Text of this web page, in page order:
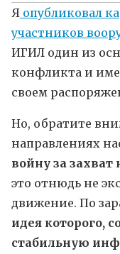
Я опубликовал
участников
ИГИЛ один из
конфликта и
своем
Но, обратите
направлениях
войну за
это отнюдь не
движение. По
идея которого,
стабильную